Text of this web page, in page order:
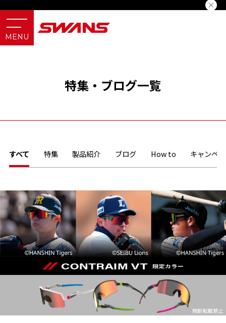
特集・ブログ一覧
すべて 特集 製品紹介 ブログ How to キャンペ